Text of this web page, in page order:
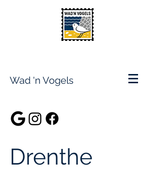
Wad 'n Vogels
Drenthe